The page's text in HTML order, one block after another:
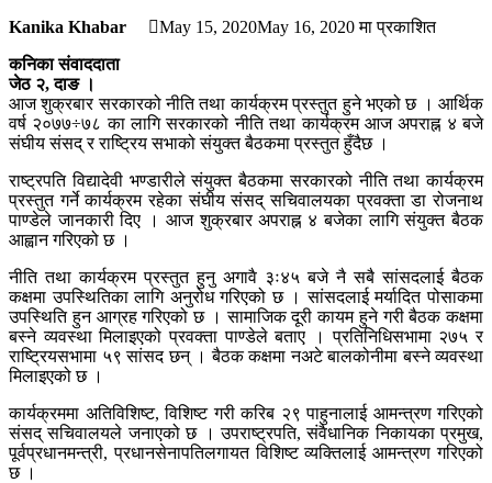
Kanika Khabar May 15, 2020May 16, 2020मा प्रकाशित
कनिका संवाददाता
जेठ २, दाङ ।
आज शुक्रबार सरकारको नीति तथा कार्यक्रम प्रस्तुत हुने भएको छ । आर्थिक
वर्ष २०७७÷७८ का लागि सरकारको नीति तथा कार्यक्रम आज अपराह्न ४ बजे
संघीय संसद् र राष्ट्रिय सभाको संयुक्त बैठकमा प्रस्तुत हुँदैछ ।
राष्ट्रपति विद्यादेवी भण्डारीले संयुक्त बैठकमा सरकारको नीति तथा कार्यक्रम
प्रस्तुत गर्ने कार्यक्रम रहेका संघीय संसद् सचिवालयका प्रवक्ता डा रोजनाथ
पाण्डेले जानकारी दिए । आज शुक्रबार अपराह्न ४ बजेका लागि संयुक्त बैठक
आह्वान गरिएको छ ।
नीति तथा कार्यक्रम प्रस्तुत हुनु अगावै ३ः४५ बजे नै सबै सांसदलाई बैठक
कक्षमा उपस्थितिका लागि अनुरोध गरिएको छ । सांसदलाई मर्यादित पोसाकमा
उपस्थिति हुन आग्रह गरिएको छ । सामाजिक दूरी कायम हुने गरी बैठक कक्षमा
बस्ने व्यवस्था मिलाइएको प्रवक्ता पाण्डेले बताए । प्रतिनिधिसभामा २७५ र
राष्ट्रियसभामा ५९ सांसद छन् । बैठक कक्षमा नअटे बालकोनीमा बस्ने व्यवस्था
मिलाइएको छ ।
कार्यक्रममा अतिविशिष्ट, विशिष्ट गरी करिब २९ पाहुनालाई आमन्त्रण गरिएको
संसद् सचिवालयले जनाएको छ । उपराष्ट्रपति, संवैधानिक निकायका प्रमुख,
पूर्वप्रधानमन्त्री, प्रधानसेनापतिलगायत विशिष्ट व्यक्तिलाई आमन्त्रण गरिएको
छ ।